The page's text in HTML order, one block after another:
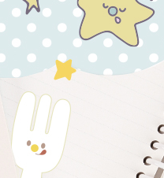
我 要 註 冊